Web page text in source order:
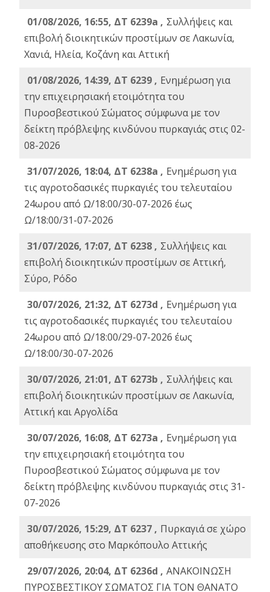
01/08/2026, 16:55, ΔΤ 6239a , Συλλήψεις και
επιβολή διοικητικών προστίμων σε Λακωνία,
Χανιά, Ηλεία, Κοζάνη και Αττική
01/08/2026, 14:39, ΔΤ 6239 , Ενημέρωση για
την επιχειρησιακή ετοιμότητα του
Πυροσβεστικού Σώματος σύμφωνα με τον
δείκτη πρόβλεψης κινδύνου πυρκαγιάς στις 02-
08-2026
31/07/2026, 18:04, ΔΤ 6238a , Ενημέρωση για
τις αγροτοδασικές πυρκαγιές του τελευταίου
24ωρου από Ω/18:00/30-07-2026 έως
Ω/18:00/31-07-2026
31/07/2026, 17:07, ΔΤ 6238 , Συλλήψεις και
επιβολή διοικητικών προστίμων σε Αττική,
Σύρο, Ρόδο
30/07/2026, 21:32, ΔΤ 6273d , Ενημέρωση για
τις αγροτοδασικές πυρκαγιές του τελευταίου
24ωρου από Ω/18:00/29-07-2026 έως
Ω/18:00/30-07-2026
30/07/2026, 21:01, ΔΤ 6273b , Συλλήψεις και
επιβολή διοικητικών προστίμων σε Λακωνία,
Αττική και Αργολίδα
30/07/2026, 16:08, ΔΤ 6273a , Ενημέρωση για
την επιχειρησιακή ετοιμότητα του
Πυροσβεστικού Σώματος σύμφωνα με τον
δείκτη πρόβλεψης κινδύνου πυρκαγιάς στις 31-
07-2026
30/07/2026, 15:29, ΔΤ 6237 , Πυρκαγιά σε χώρο
αποθήκευσης στο Μαρκόπουλο Αττικής
29/07/2026, 20:04, ΔΤ 6236d , ΑΝΑΚΟΙΝΩΣΗ
ΠΥΡΟΣΒΕΣΤΙΚΟΥ ΣΩΜΑΤΟΣ ΓΙΑ ΤΟΝ ΘΑΝΑΤΟ